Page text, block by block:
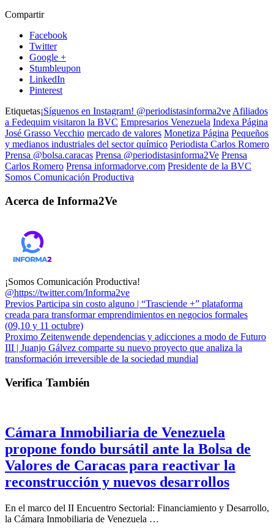
Compartir
Facebook
Twitter
Google +
Stumbleupon
LinkedIn
Pinterest
Etiquetas¡Síguenos en Instagram! @periodistasinforma2ve Afiliados
a Fedequim visitaron la BVC Empresarios Venezuela Indexa Página
José Grasso Vecchio mercado de valores Monetiza Página Pequeños
y medianos industriales del sector químico Periodista Carlos Romero
Prensa @bolsa.caracas Prensa @periodistasinforma2Ve Prensa
Carlos Romero Prensa informadorve.com Presidente de la BVC
Somos Comunicación Productiva
Acerca de Informa2Ve
¡Somos Comunicación Productiva!
@https://twitter.com/Informa2ve
Previos Participa sin costo alguno | “Trasciende +” plataforma
creada para transformar emprendimientos en negocios formales
(09,10 y 11 octubre)
Proximo Zeitenwende dependencias y adicciones a modo de Futuro
III | Juanjo Gálvez comparte su nuevo proyecto que analiza la
transformación irreversible de la sociedad mundial
Verifica También
Cámara Inmobiliaria de Venezuela
propone fondo bursátil ante la Bolsa de
Valores de Caracas para reactivar la
reconstrucción y nuevos desarrollos
En el marco del II Encuentro Sectorial: Financiamiento y Desarrollo,
la Cámara Inmobiliaria de Venezuela …